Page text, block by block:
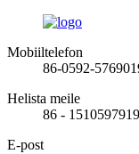
Mobiiltelefon
86-0592-
Helista meile
86 -
E-post